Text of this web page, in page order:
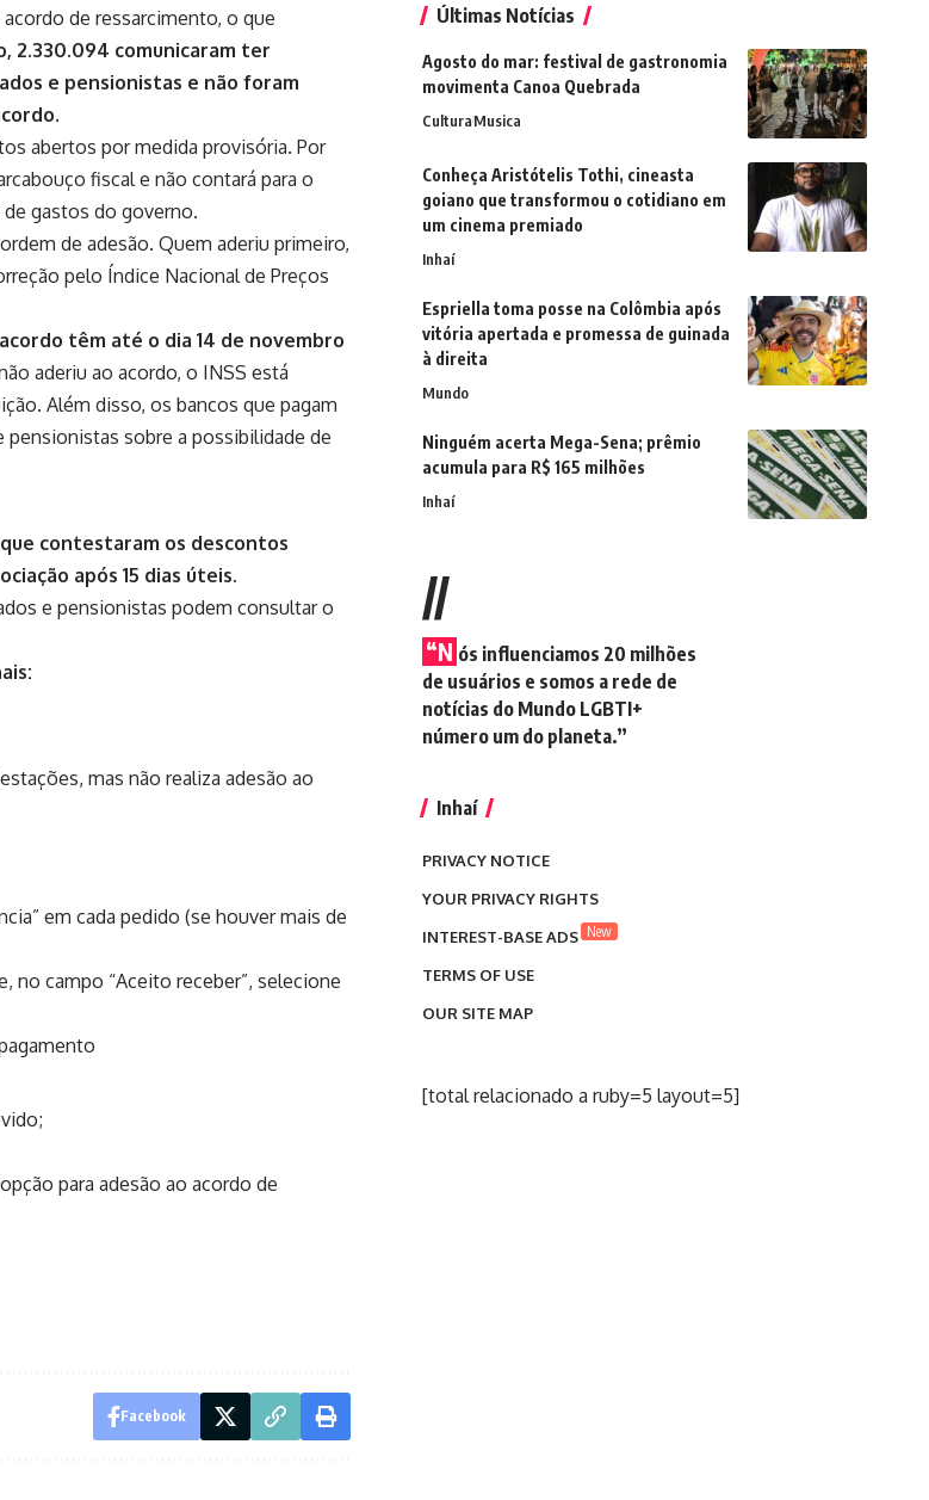
de ressarcimento, o que
2.330.094 comunicaram ter
e pensionistas e não foram
abertos por medida provisória. Por
fiscal e não contará para o
gastos do governo.
de adesão. Quem aderiu primeiro,
pelo Índice Nacional de Preços
têm até o dia 14 de novembro
aderiu ao acordo, o INSS está
. Além disso, os bancos que pagam
sobre a possibilidade de
contestaram os descontos
após 15 dias úteis.
e pensionistas podem consultar o
mas não realiza adesão ao
em cada pedido (se houver mais de
campo “Aceito receber”, selecione
para adesão ao acordo de
Facebook
Últimas Notícias
Agosto do mar: festival de gastronomia
movimenta Canoa Quebrada
CulturaMusica
Conheça Aristótelis Tothi, cineasta
goiano que transformou o cotidiano em
um cinema premiado
Inhaí
Espriella toma posse na Colômbia após
vitória apertada e promessa de guinada
à direita
Mundo
Ninguém acerta Mega-Sena; prêmio
acumula para R$ 165 milhões
Inhaí
//
“N ós influenciamos 20 milhões
de usuários e somos a rede de
notícias do Mundo LGBTI+
número um do planeta.”
Inhaí
PRIVACY NOTICE
YOUR PRIVACY RIGHTS
INTEREST-BASE ADS New
TERMS OF USE
OUR SITE MAP
[total relacionado a ruby=5 layout=5]